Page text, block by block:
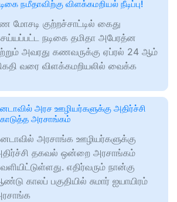
நமீதாவிற்கு விளக்கமறியல் நீடிப்பு!
மோசடி குற்றச்சாட்டில் கைது
நடிகை தமிதா அபேரத்ன
அவரது கணவருக்கு ஏப்ரல் 24 ஆம்
வரை விளக்கமறியலில் வைக்க
அரச ஊழியர்களுக்கு அதிர்ச்சி
அரசாங்கம்
அரசாங்க ஊழியர்களுக்கு
தகவல் ஒன்றை அரசாங்கம்
எதிர்வரும் நான்கு
காலப் பகுதியில் சுமார் ஐயாயிரம்